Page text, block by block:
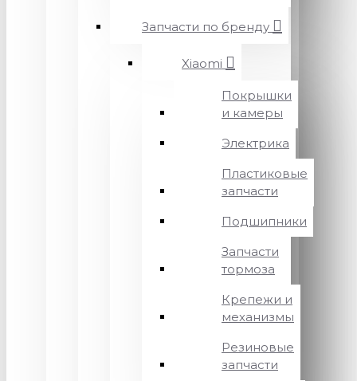
Запчасти по бренду
Xiaomi
Покрышки
и камеры
Электрика
Пластиковые
запчасти
Подшипники
Запчасти
тормоза
Крепежи и
механизмы
Резиновые
запчасти